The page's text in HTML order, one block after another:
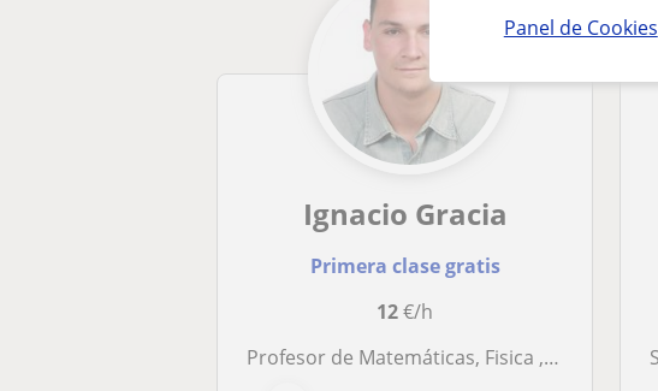
Panel de Cookies
Ignacio Gracia
Primera clase gratis
12€/h
Profesor de Matemáticas, Fisica ,Quimica, y Castellano